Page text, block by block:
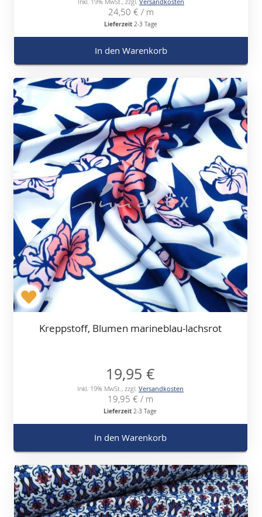
24,50 € / m
Lieferzeit 2-3 Tage
In den Warenkorb
Kreppstoff, Blumen marineblau-lachsrot
19,95 €
Inkl. 19% MwSt., zzgl. Versandkosten
19,95 € / m
Lieferzeit 2-3 Tage
In den Warenkorb